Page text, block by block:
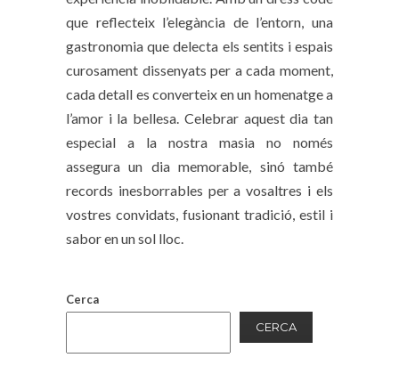
que reflecteix l’elegància de l’entorn, una
gastronomia que delecta els sentits i espais
curosament dissenyats per a cada moment,
cada detall es converteix en un homenatge a
l’amor i la bellesa. Celebrar aquest dia tan
especial a la nostra masia no només
assegura un dia memorable, sinó també
records inesborrables per a vosaltres i els
vostres convidats, fusionant tradició, estil i
sabor en un sol lloc.
Cerca
CERCA